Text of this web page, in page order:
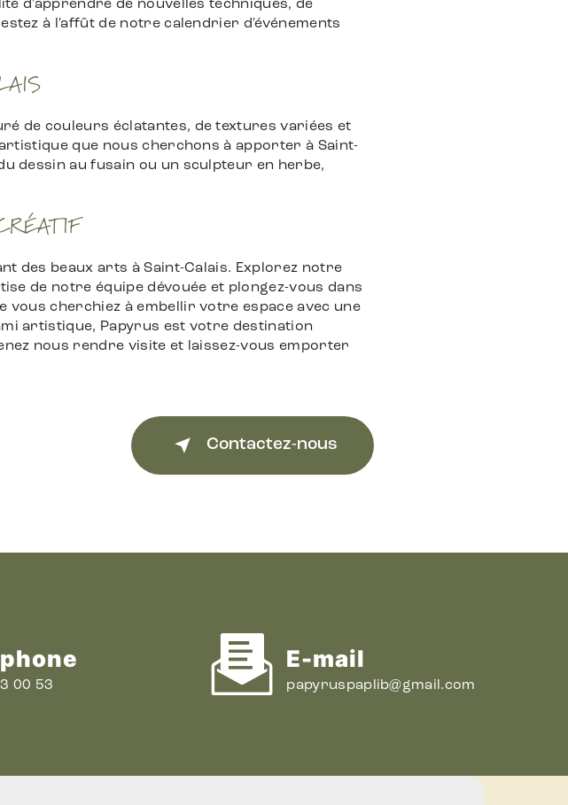
d'apprendre de nouvelles techniques, de
à l'affût de notre calendrier d'événements
de couleurs éclatantes, de textures variées et
que nous cherchons à apporter à Saint-
dessin au fusain ou un sculpteur en herbe,
des beaux arts à Saint-Calais. Explorez notre
de notre équipe dévouée et plongez-vous dans
cherchiez à embellir votre espace avec une
artistique, Papyrus est votre destination
nous rendre visite et laissez-vous emporter
Contactez-nous
00 53
E-mail
papyruspaplib@gmail.com